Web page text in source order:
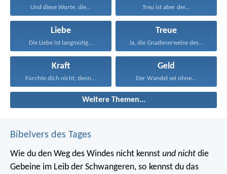
Und diese Worte, die... Treu ist aber der...
Liebe
Die Liebe ist langmütig...
Treue
Ja, die Gnadenerweise des...
Kraft
Fürchte dich nicht, denn...
Geld
Der Wandel sei ohne...
Weitere Themen...
Bibelvers des Tages
Wie du den Weg des Windes nicht kennst und nicht die
Gebeine im Leib der Schwangeren, so kennst du das